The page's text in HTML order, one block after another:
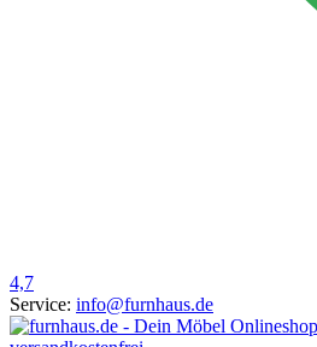
4,7
Service: info@furnhaus.de